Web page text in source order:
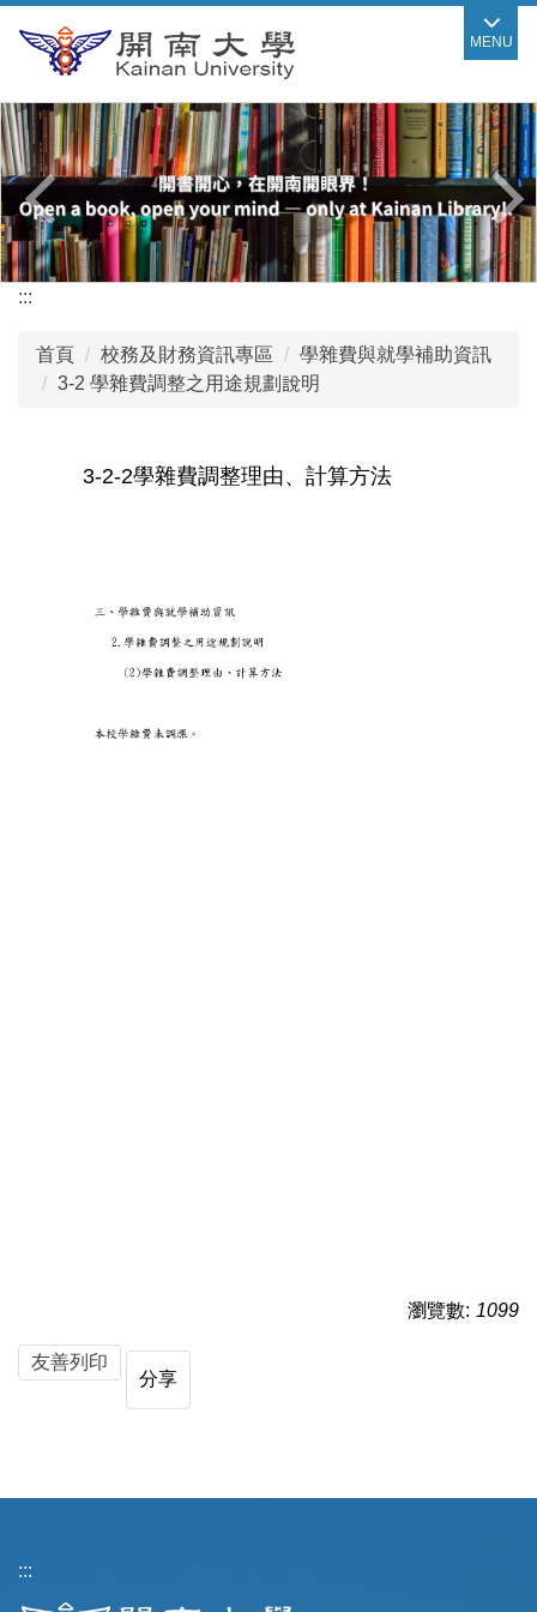
到
要
內
容
區
MENU
:::
首頁 校務及財務資訊專區
學雜費與就學補助資訊
3-2 學雜費調整之用途規劃說明
3-2-2學雜費調整理由、計算方法
瀏覽數: 1099
友善列印
分享
:::